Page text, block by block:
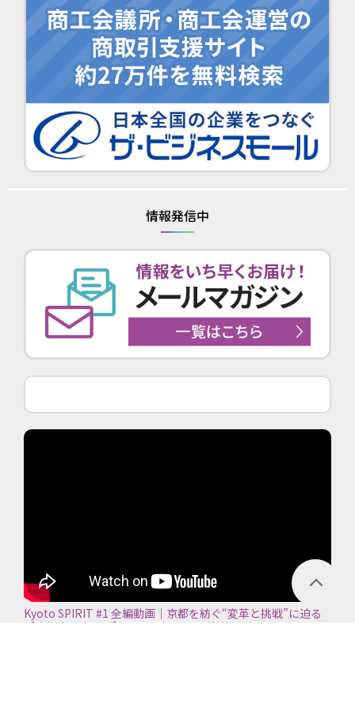
情報発信中
Kyoto SPIRIT #1 全編動画｜京都を紡ぐ“変革と挑戦”に迫る
【京都商工会議所】＜2026年7月5日放送＞